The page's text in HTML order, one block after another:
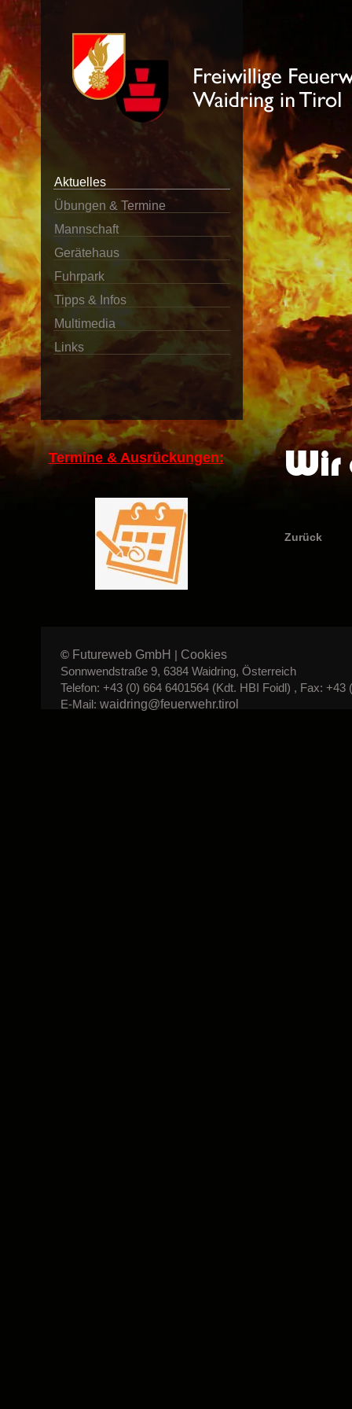
Aktuelles
Übungen & Termine
Mannschaft
Gerätehaus
Fuhrpark
Tipps & Infos
Multimedia
Links
Termine & Ausrückungen: Wir
Zurück
© Futureweb GmbH | Cookies
Sonnwendstraße 9, 6384 Waidring, Österreich
Telefon: +43 (0) 664 6401564 (Kdt. HBI Foidl) , Fax: +43
E-Mail: waidring@feuerwehr.tirol